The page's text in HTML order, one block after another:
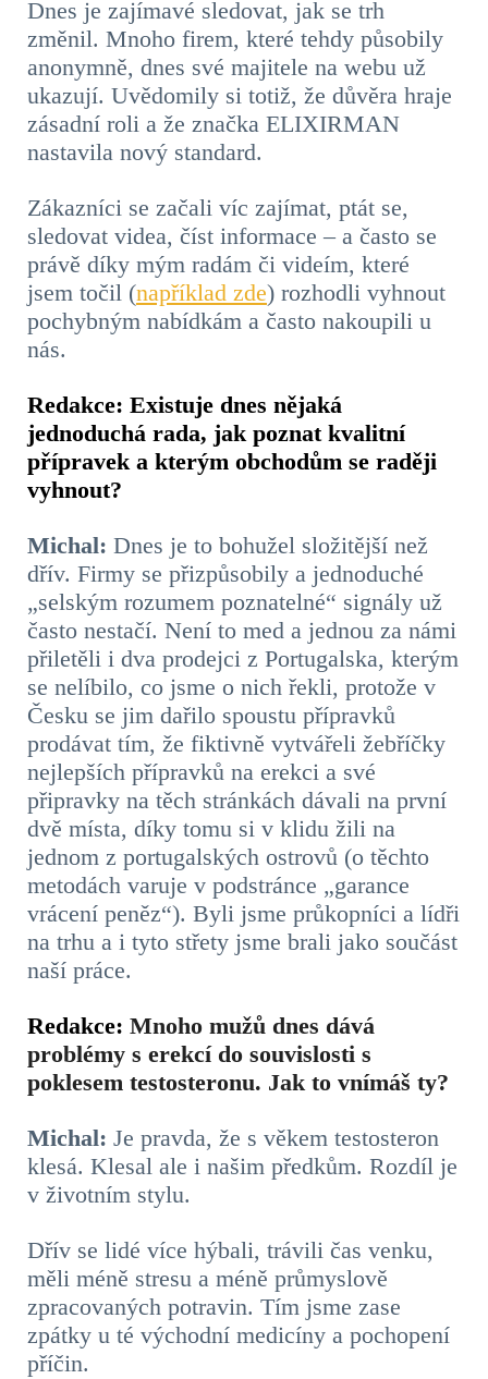
Dnes je zajímavé sledovat, jak se trh
změnil. Mnoho firem, které tehdy působily
anonymně, dnes své majitele na webu už
ukazují. Uvědomily si totiž, že důvěra hraje
zásadní roli a že značka ELIXIRMAN
nastavila nový standard.
Zákazníci se začali víc zajímat, ptát se,
sledovat videa, číst informace – a často se
právě díky mým radám či videím, které
jsem točil (například zde) rozhodli vyhnout
pochybným nabídkám a často nakoupili u
nás.
Redakce: Existuje dnes nějaká
jednoduchá rada, jak poznat kvalitní
přípravek a kterým obchodům se raději
vyhnout?
Michal: Dnes je to bohužel složitější než
dřív. Firmy se přizpůsobily a jednoduché
„selským rozumem poznatelné“ signály už
často nestačí. Není to med a jednou za námi
přiletěli i dva prodejci z Portugalska, kterým
se nelíbilo, co jsme o nich řekli, protože v
Česku se jim dařilo spoustu přípravků
prodávat tím, že fiktivně vytvářeli žebříčky
nejlepších přípravků na erekci a své
připravky na těch stránkách dávali na první
dvě místa, díky tomu si v klidu žili na
jednom z portugalských ostrovů (o těchto
metodách varuje v podstránce „garance
vrácení peněz“). Byli jsme průkopníci a lídři
na trhu a i tyto střety jsme brali jako součást
naší práce.
Redakce: Mnoho mužů dnes dává
problémy s erekcí do souvislosti s
poklesem testosteronu. Jak to vnímáš ty?
Michal: Je pravda, že s věkem testosteron
klesá. Klesal ale i našim předkům. Rozdíl je
v životním stylu.
Dřív se lidé více hýbali, trávili čas venku,
měli méně stresu a méně průmyslově
zpracovaných potravin. Tím jsme zase
zpátky u té východní medicíny a pochopení
příčin.